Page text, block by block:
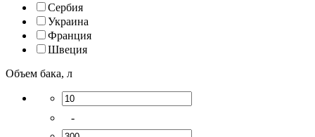
Сербия
Украина
Франция
Швеция
Объем бака, л
-